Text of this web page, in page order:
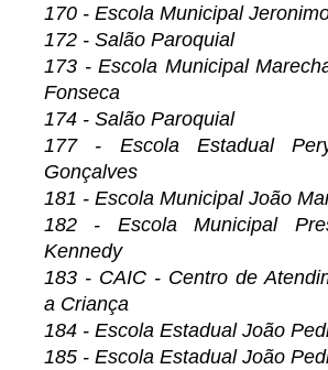
170 - Escola Municipal
172 - Salão Paroquial
173 - Escola Municipal
Fonseca
174 - Salão Paroquial
177 - Escola Estadual
Gonçalves
181 - Escola Municipal João
182 - Escola Municipal
Kennedy
183 - CAIC - Centro de
a Criança
184 - Escola Estadual João
185 - Escola Estadual João